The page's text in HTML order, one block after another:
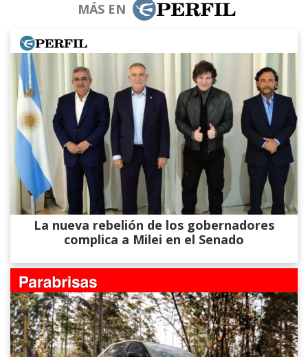
MÁS EN
La nueva rebelión de los gobernadores
complica a Milei en el Senado